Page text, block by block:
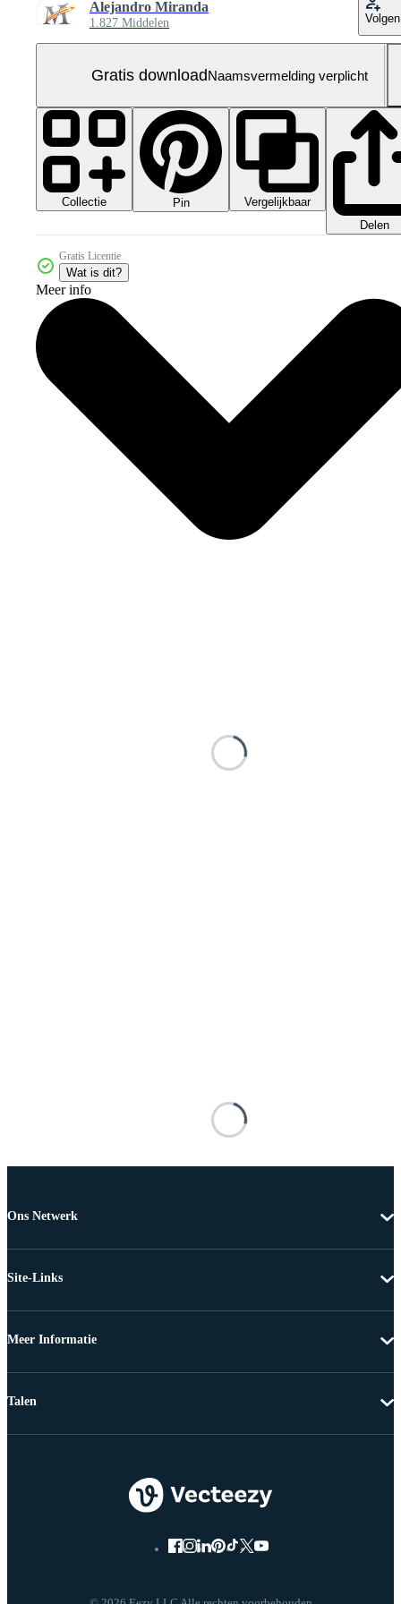
Alejandro Miranda
1.827 Middelen Volgen
Gratis downloadNaamsvermelding verplicht
Collectie Pin
Vergelijkbaar
Delen
Gratis Licentie
Wat is dit?
Meer info
Ons Netwerk
Site-Links
Meer Informatie
Talen